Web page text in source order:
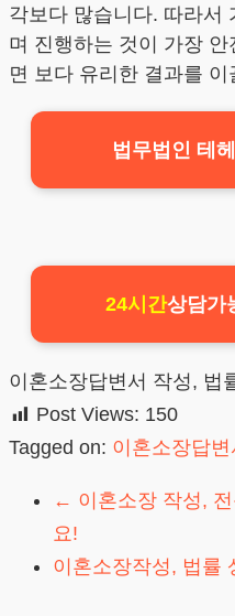
각보다 많습니다. 따라서
며 진행하는 것이 가장
면 보다 유리한 결과를
법무법인 테
24시간상담가
이혼소장답변서 작성, 법
Post Views: 150
Tagged on: 이혼소장답변
← 이혼소장 작성,
요!
이혼소장작성, 법률